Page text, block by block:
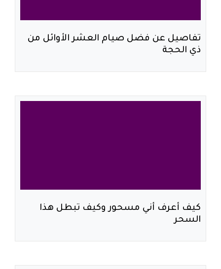
تفاصيل عن فضل صيام العشر الأوائل من
ذي الحجة
كيف أعرف أني مسحور وكيف تبطل هذا
السحر